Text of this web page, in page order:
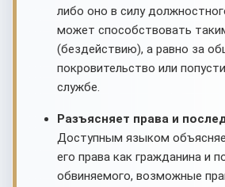
либо оно в силу
может способствовать
(бездействию), а равно за
покровительство или
службе.
Разъясняет права и
Доступным языком
его права как гражданина и
обвиняемого, возможные